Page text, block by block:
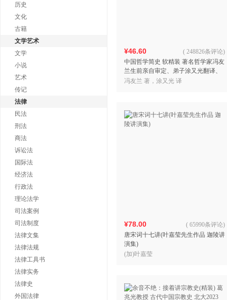
历史
文化
古籍
文学艺术
文学
小说
艺术
传记
法律
民法
刑法
商法
诉讼法
国际法
经济法
行政法
理论法学
司法案例
司法制度
法律文集
法律法规
法律工具书
法律实务
法律史
外国法律
¥46.60
中国哲学简史 软精装 著名哲学家冯友
兰生前亲自审定、弟子涂又光翻译、
畅销七十年的经典版本 中国哲学入门
( 248826条评论)
冯友兰 著，涂又光 译
¥78.00
唐宋词十七讲(叶嘉莹先生作品 迦陵讲
演集)
( 65990条评论)
(加)叶嘉莹